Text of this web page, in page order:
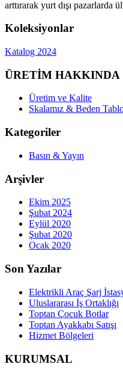
arttırarak yurt dışı pazarlarda
Koleksiyonlar
Katalog 2024
ÜRETİM HAKKINDA
Üretim ve Kalite
Skalamız & Beden
Kategoriler
Basın & Yayın
Arşivler
Ekim 2025
Şubat 2024
Eylül 2020
Şubat 2020
Ocak 2020
Son Yazılar
Elektrikli Araç Şarj
Uluslararası İş Ortaklığı
Toptan Çocuk Botlar
Toptan Ayakkabı Satışı
Hizmet Bölgeleri
KURUMSAL